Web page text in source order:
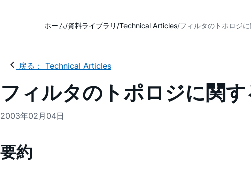
ホーム 資料ライブラリ Technical Articles フィルタのトポロジ
戻る： Technical Articles
フィルタのトポロジに関
2003年02月04日
要約